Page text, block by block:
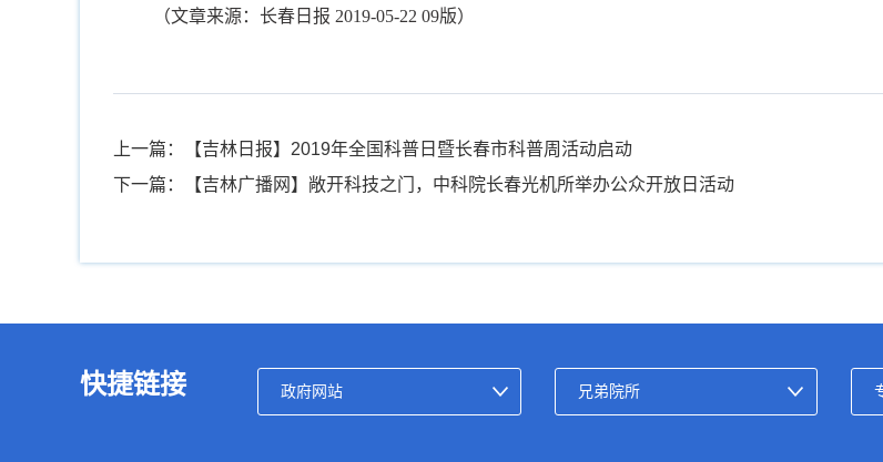
（文章来源：长春日报 2019-05-22 09版）
上一篇：【吉林日报】2019年全国科普日暨长春市科普周活动启动
下一篇：【吉林广播网】敞开科技之门，中科院长春光机所举办公众开放日活动
快捷链接